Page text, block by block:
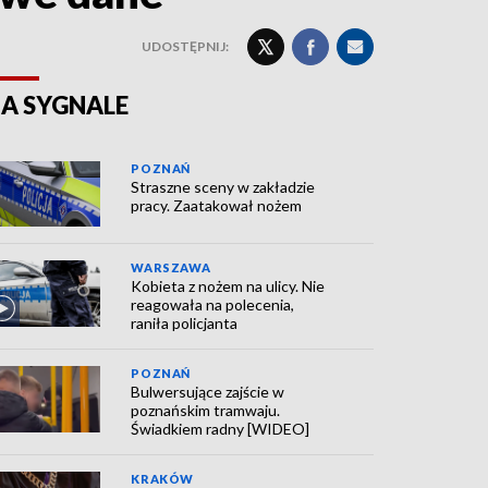
UDOSTĘPNIJ:
SYGNALE
POZNAŃ
Straszne sceny w zakładzie
pracy. Zaatakował nożem
WARSZAWA
Kobieta z nożem na ulicy. Nie
reagowała na polecenia,
raniła policjanta
POZNAŃ
Bulwersujące zajście w
poznańskim tramwaju.
Świadkiem radny [WIDEO]
KRAKÓW